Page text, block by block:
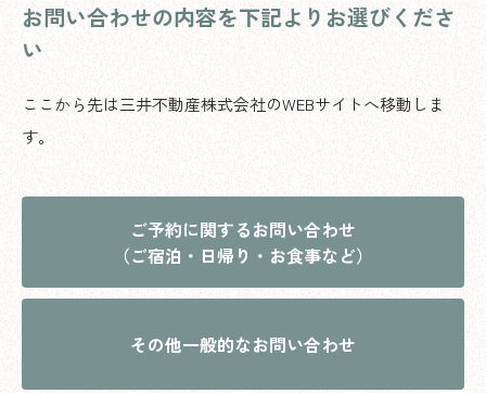
お問い合わせの内容を下記よりお選びくださ
い
ここから先は三井不動産株式会社のWEBサイトへ移動しま
す。
ご予約に関するお問い合わせ
（ご宿泊・日帰り・お食事など）
その他一般的なお問い合わせ